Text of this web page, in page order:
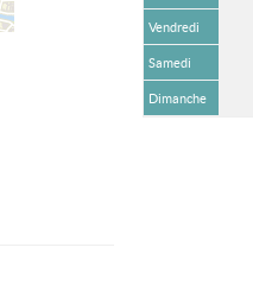
Vendredi
Samedi
Dimanche